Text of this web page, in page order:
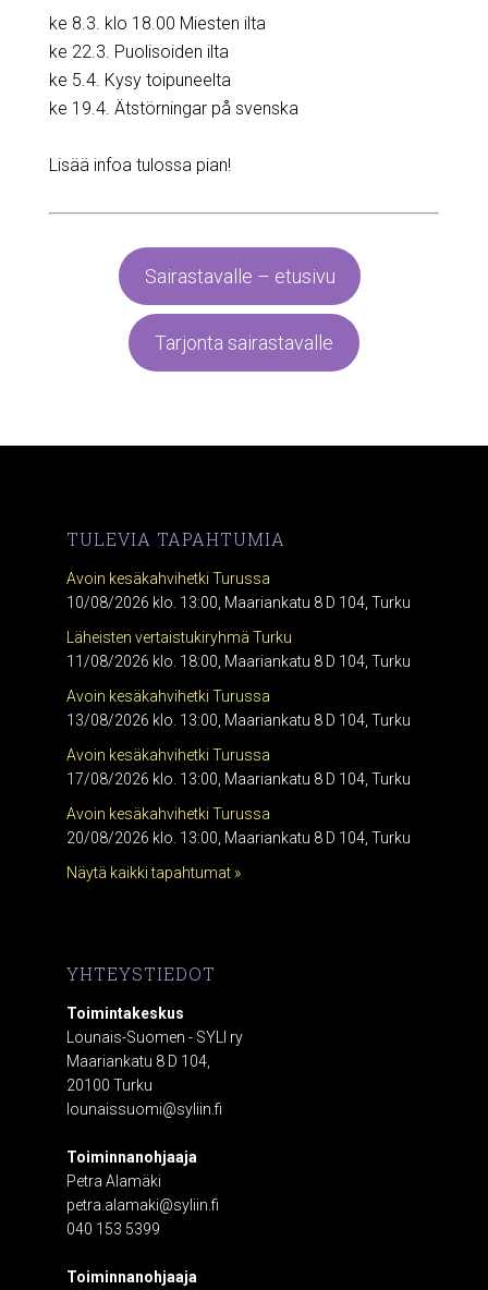
ke 8.3. klo 18.00 Miesten ilta
ke 22.3. Puolisoiden ilta
ke 5.4. Kysy toipuneelta
ke 19.4. Ätstörningar på svenska
Lisää infoa tulossa pian!
Sairastavalle – etusivu
Tarjonta sairastavalle
TULEVIA TAPAHTUMIA
Avoin kesäkahvihetki Turussa
10/08/2026 klo. 13:00, Maariankatu 8 D 104, Turku
Läheisten vertaistukiryhmä Turku
11/08/2026 klo. 18:00, Maariankatu 8 D 104, Turku
Avoin kesäkahvihetki Turussa
13/08/2026 klo. 13:00, Maariankatu 8 D 104, Turku
Avoin kesäkahvihetki Turussa
17/08/2026 klo. 13:00, Maariankatu 8 D 104, Turku
Avoin kesäkahvihetki Turussa
20/08/2026 klo. 13:00, Maariankatu 8 D 104, Turku
Näytä kaikki tapahtumat »
YHTEYSTIEDOT
Toimintakeskus
Lounais-Suomen - SYLI ry
Maariankatu 8 D 104,
20100 Turku
lounaissuomi@syliin.fi
Toiminnanohjaaja
Petra Alamäki
petra.alamaki@syliin.fi
040 153 5399
Toiminnanohjaaja